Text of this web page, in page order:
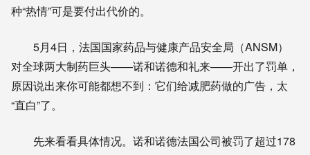
种“热情”可是要付出代价的。
5月4日，法国国家药品与健康产品安全局（ANSM）
对全球两大制药巨头——诺和诺德和礼来——开出了罚单，
原因说出来你可能都想不到：它们给减肥药做的广告，太
“直白”了。
先来看看具体情况。诺和诺德法国公司被罚了超过178